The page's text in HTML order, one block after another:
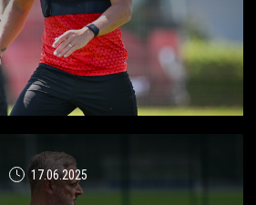
17.06.2025